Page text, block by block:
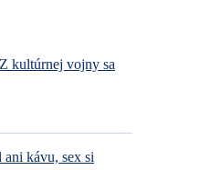
kultúrnej vojny sa
kávu, sex si